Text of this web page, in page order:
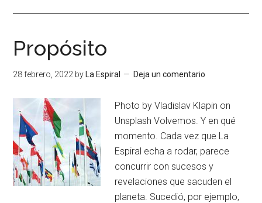
Propósito
28 febrero, 2022 by La Espiral Deja un comentario
Photo by Vladislav Klapin on
Unsplash Volvemos. Y en qué
momento. Cada vez que La
Espiral echa a rodar, parece
concurrir con sucesos y
revelaciones que sacuden el
planeta. Sucedió, por ejemplo,